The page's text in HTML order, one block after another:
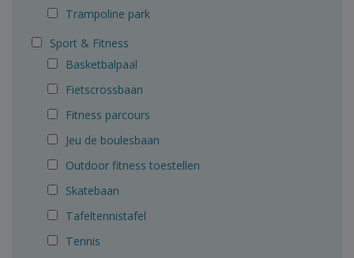
Trampoline park
Sport & Fitness
Basketbalpaal
Fietscrossbaan
Fitness parcours
Jeu de boulesbaan
Outdoor fitness toestellen
Skatebaan
Tafeltennistafel
Tennis